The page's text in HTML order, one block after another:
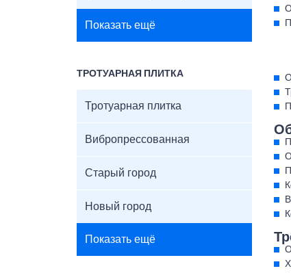
Показать ещё
ТРОТУАРНАЯ ПЛИТКА
Тротуарная плитка
Вибропрессованная
Старый город
Новый город
Показать ещё